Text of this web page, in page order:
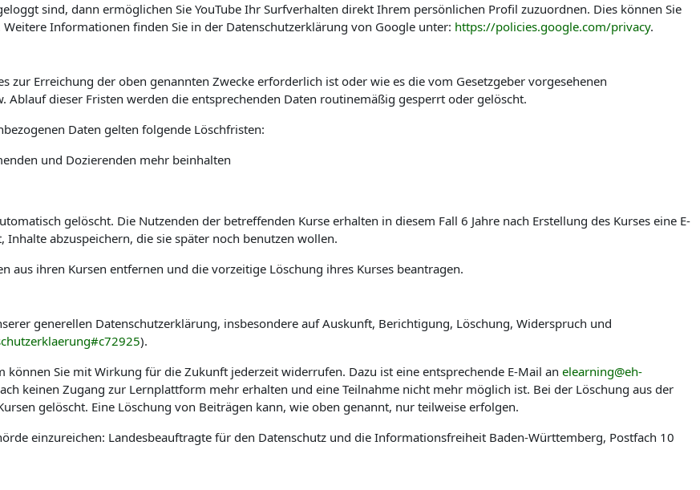
sind, dann ermöglichen Sie YouTube Ihr Surfverhalten direkt Ihrem persönlichen Profil zuzuordnen. Dies können Sie
Informationen finden Sie in der Datenschutzerklärung von Google unter: https://policies.google.com/privacy.
zur Erreichung der oben genannten Zwecke erforderlich ist oder wie es die vom Gesetzgeber vorgesehenen
Ablauf dieser Fristen werden die entsprechenden Daten routinemäßig gesperrt oder gelöscht.
Daten gelten folgende Löschfristen:
und Dozierenden mehr beinhalten
gelöscht. Die Nutzenden der betreffenden Kurse erhalten in diesem Fall 6 Jahre nach Erstellung des Kurses eine E-
abzuspeichern, die sie später noch benutzen wollen.
ihren Kursen entfernen und die vorzeitige Löschung ihres Kurses beantragen.
generellen Datenschutzerklärung, insbesondere auf Auskunft, Berichtigung, Löschung, Widerspruch und
).
Sie mit Wirkung für die Zukunft jederzeit widerrufen. Dazu ist eine entsprechende E-Mail an elearning@eh-
keinen Zugang zur Lernplattform mehr erhalten und eine Teilnahme nicht mehr möglich ist. Bei der Löschung aus der
gelöscht. Eine Löschung von Beiträgen kann, wie oben genannt, nur teilweise erfolgen.
einzureichen: Landesbeauftragte für den Datenschutz und die Informationsfreiheit Baden-Württemberg, Postfach 10